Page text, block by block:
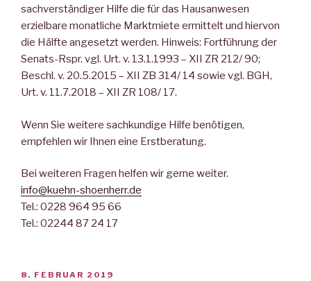
sachverständiger Hilfe die für das Hausanwesen
erzielbare monatliche Marktmiete ermittelt und hiervon
die Hälfte angesetzt werden. Hinweis: Fortführung der
Senats-Rspr. vgl. Urt. v. 13.1.1993 – XII ZR 212/ 90;
Beschl. v. 20.5.2015 – XII ZB 314/ 14 sowie vgl. BGH,
Urt. v. 11.7.2018 – XII ZR 108/ 17.
Wenn Sie weitere sachkundige Hilfe benötigen,
empfehlen wir Ihnen eine Erstberatung.
Bei weiteren Fragen helfen wir gerne weiter.
info@kuehn-shoenherr.de
Tel.: 0228 964 95 66
Tel.: 02244 87 24 17
VERÖFFENTLICHT
8. FEBRUAR 2019